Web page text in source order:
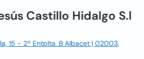
Castillo Hidalgo S.l
15 - 2ª Entplta. B Albacet | 02003,